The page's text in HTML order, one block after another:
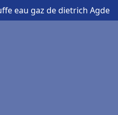
eau gaz de dietrich Agde